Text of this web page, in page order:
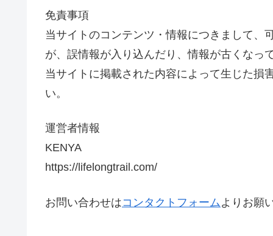
免責事項
当サイトのコンテンツ・情報につきまして、
が、誤情報が入り込んだり、情報が古くなっ
当サイトに掲載された内容によって生じた損
い。
運営者情報
KENYA
https://lifelongtrail.com/
お問い合わせはコンタクトフォーム よりお願